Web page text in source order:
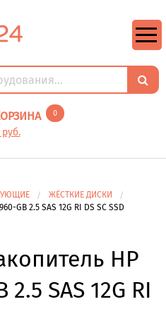
0
ЖЁСТКИЕ ДИСКИ
GB 2.5 SAS 12G RI DS SC SSD
HP
2.5 SAS 12G RI